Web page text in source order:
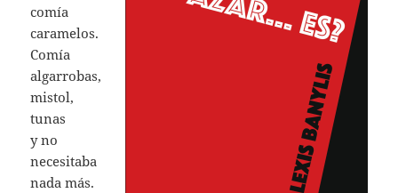
comía
caramelos.
Comía
algarrobas,
mistol,
tunas
y no
necesitaba
nada más.